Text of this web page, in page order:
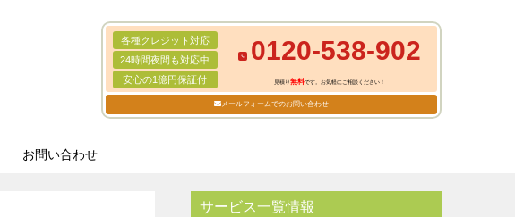
各種クレジット対応
24時間夜間も対応中
安心の1億円保証付
0120-538-902
見積り無料です。お気軽にご相談ください！
メールフォームでのお問い合わせ
お問い合わせ
サービス一覧情報